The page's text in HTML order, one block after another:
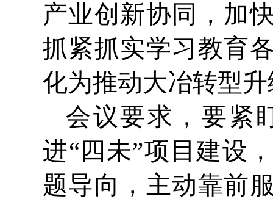
产业创新协同，加
抓紧抓实学习教育
化为推动大冶转型
会议要求，要紧
进“四未”项目建设
题导向，主动靠前